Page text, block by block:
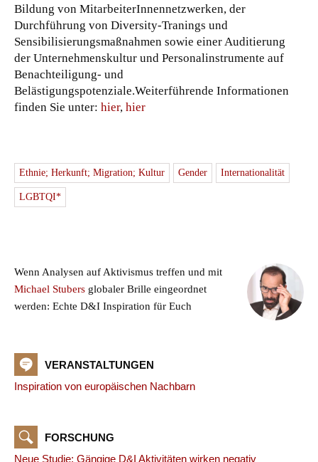
Bildung von MitarbeiterInnennetzwerken, der
Durchführung von Diversity-Tranings und
Sensibilisierungsmaßnahmen sowie einer Auditierung
der Unternehmenskultur und Personalinstrumente auf
Benachteiligung- und
Belästigungspotenziale.Weiterführende Informationen
finden Sie unter: hier, hier
Ethnie; Herkunft; Migration; Kultur Gender Internationalität
LGBTQI*
Wenn Analysen auf Aktivismus treffen und mit
Michael Stubers globaler Brille eingeordnet
werden: Echte D&I Inspiration für Euch
VERANSTALTUNGEN
Inspiration von europäischen Nachbarn
FORSCHUNG
Neue Studie: Gängige D&I Aktivitäten wirken negativ